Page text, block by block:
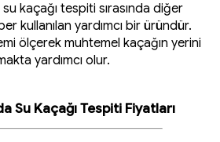
kaçağı tespiti sırasında diğer
kullanılan yardımcı bir üründür.
ölçerek muhtemel kaçağın yerini
yardımcı olur.
Su Kaçağı Tespiti Fiyatları